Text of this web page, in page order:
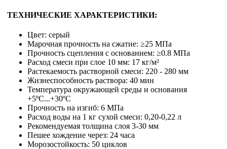
ТЕХНИЧЕСКИЕ ХАРАКТЕРИСТИКИ:
Цвет: серый
Марочная прочность на сжатие: ≥25 МПа
Прочность сцепления с основанием: ≥0.8 МПа
Расход смеси при слое 10 мм: 17 кг/м²
Растекаемость растворной смеси: 220 - 280 мм
Жизнеспособность раствора: 40 мин
Температура окружающей среды и основания
+5ºC...+30ºC
Прочность на изгиб: 6 МПа
Расход воды на 1 кг сухой смеси: 0,20-0,22 л
Рекомендуемая толщина слоя 3-30 мм
Пешее хождение через: 24 часа
Морозостойкость: 50 циклов